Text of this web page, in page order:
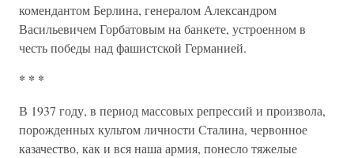
комендантом Берлина, генералом Александром
Васильевичем Горбатовым на банкете, устроенном в
честь победы над фашистской Германией.
* * *
В 1937 году, в период массовых репрессий и произвола,
порожденных культом личности Сталина, червонное
казачество, как и вся наша армия, понесло тяжелые